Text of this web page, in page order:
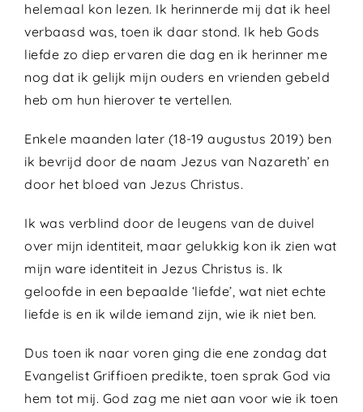
helemaal kon lezen. Ik herinnerde mij dat ik heel
verbaasd was, toen ik daar stond. Ik heb Gods
liefde zo diep ervaren die dag en ik herinner me
nog dat ik gelijk mijn ouders en vrienden gebeld
heb om hun hierover te vertellen.
Enkele maanden later (18-19 augustus 2019) ben
ik bevrijd door de naam Jezus van Nazareth’ en
door het bloed van Jezus Christus.
Ik was verblind door de leugens van de duivel
over mijn identiteit, maar gelukkig kon ik zien wat
mijn ware identiteit in Jezus Christus is. Ik
geloofde in een bepaalde ‘liefde’, wat niet echte
liefde is en ik wilde iemand zijn, wie ik niet ben.
Dus toen ik naar voren ging die ene zondag dat
Evangelist Griffioen predikte, toen sprak God via
hem tot mij. God zag me niet aan voor wie ik toen